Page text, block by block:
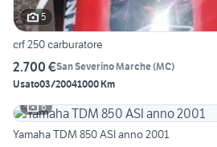
5
crf 250 carburatore
2.700 €San Severino Marche(MC)
Usato03/20041000 Km
6
Yamaha TDM 850 ASI anno 2001